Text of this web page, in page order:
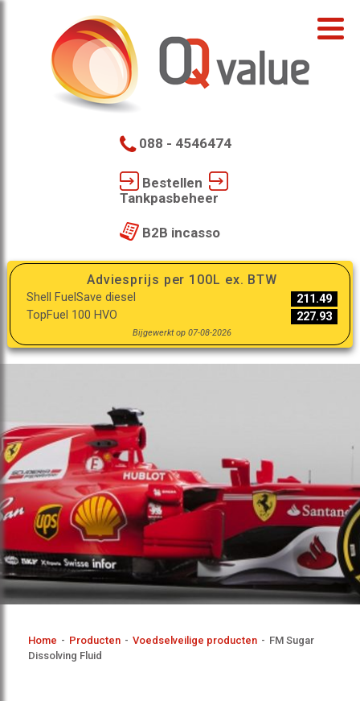
088 - 4546474
Bestellen
Tankpasbeheer
B2B incasso
Adviesprijs per 100L ex. BTW
Shell FuelSave diesel
211.49
TopFuel 100 HVO
227.93
Bijgewerkt op 07-08-2026
Home - Producten - Voedselveilige producten - FM Sugar
Dissolving Fluid